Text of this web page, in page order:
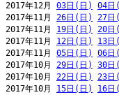
2017年12月 03日(日) 04日
2017年11月 26日(日) 27日
2017年11月 19日(日) 20日
2017年11月 12日(日) 13日
2017年11月 05日(日) 06日
2017年10月 29日(日) 30日
2017年10月 22日(日) 23日
2017年10月 15日(日) 16日